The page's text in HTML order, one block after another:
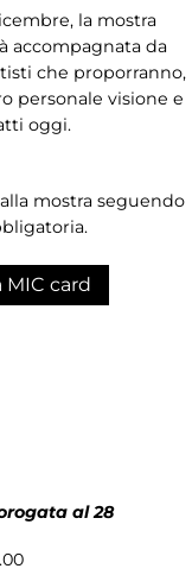
la mostra
accompagnata da
che proporranno,
personale visione e
oggi.
mostra seguendo
MIC card
al 28